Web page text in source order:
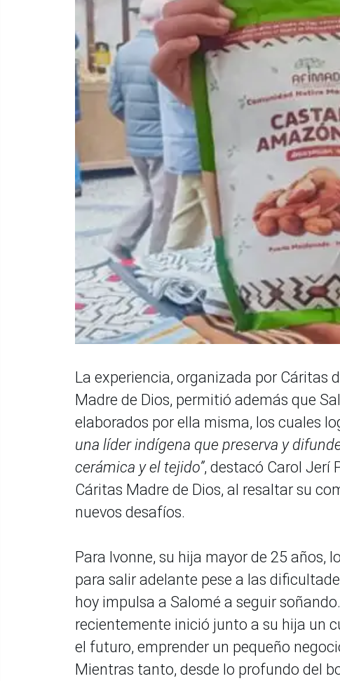
La experiencia, organizada por Cáritas
Madre de Dios, permitió además que
elaborados por ella misma, los cuales
una líder indígena que preserva y
cerámica y el tejido”, destacó Carol Jerí
Cáritas Madre de Dios, al resaltar su
nuevos desafíos.
Para Ivonne, su hija mayor de 25 años,
para salir adelante pese a las
hoy impulsa a Salomé a seguir
recientemente inició junto a su hija un
el futuro, emprender un pequeño
Mientras tanto, desde lo profundo del